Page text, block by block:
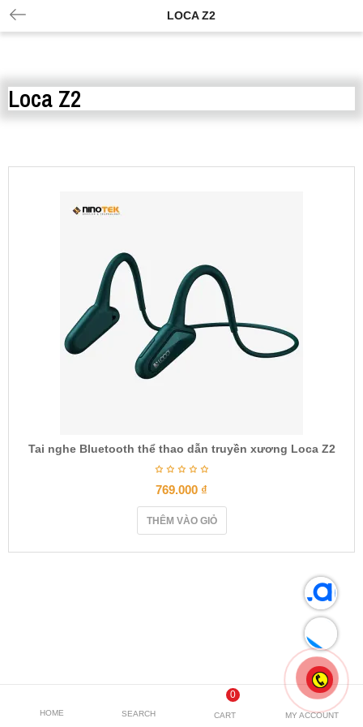
LOCA Z2
Loca Z2
Tai nghe Bluetooth thể thao dẫn truyền xương Loca Z2
769.000 ₫
THÊM VÀO GIỎ
HOME SEARCH
0
CART MY ACCOUNT